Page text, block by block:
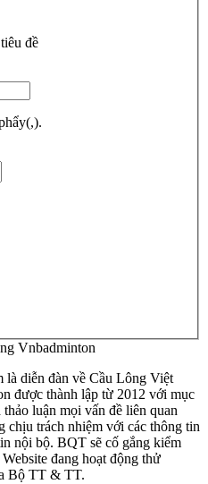
đề
Vnbadminton
là diễn đàn về Cầu Lông Việt
được thành lập từ 2012 với mục
luận mọi vấn đề liên quan
chịu trách nhiệm với các thông tin
nội bộ. BQT sẽ cố gắng kiểm
đang hoạt động thử
Bộ TT & TT.